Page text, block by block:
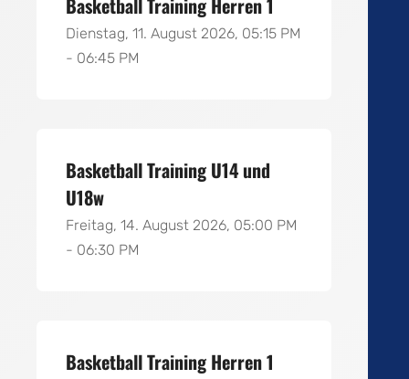
Dienstag, 11. August 2026, 05:15 PM
- 06:45 PM
Basketball Training U14 und
U18w
Freitag, 14. August 2026, 05:00 PM
- 06:30 PM
Basketball Training Herren 1